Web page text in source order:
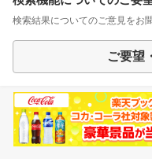
検索結果についてのご意見をお
ご要望